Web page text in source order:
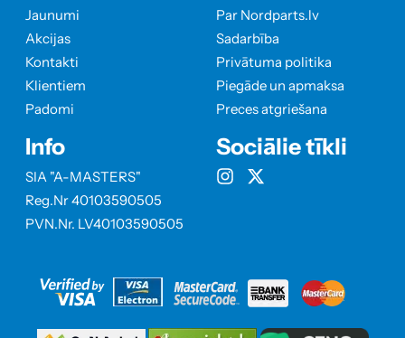
Jaunumi
Akcijas
Kontakti
Klientiem
Padomi
Info
SIA "A-MASTERS"
Reg.Nr 40103590505
PVN.Nr. LV40103590505
Par Nordparts.lv
Sadarbība
Privātuma politika
Piegāde un apmaksa
Preces atgriešana
Sociālie tīkli